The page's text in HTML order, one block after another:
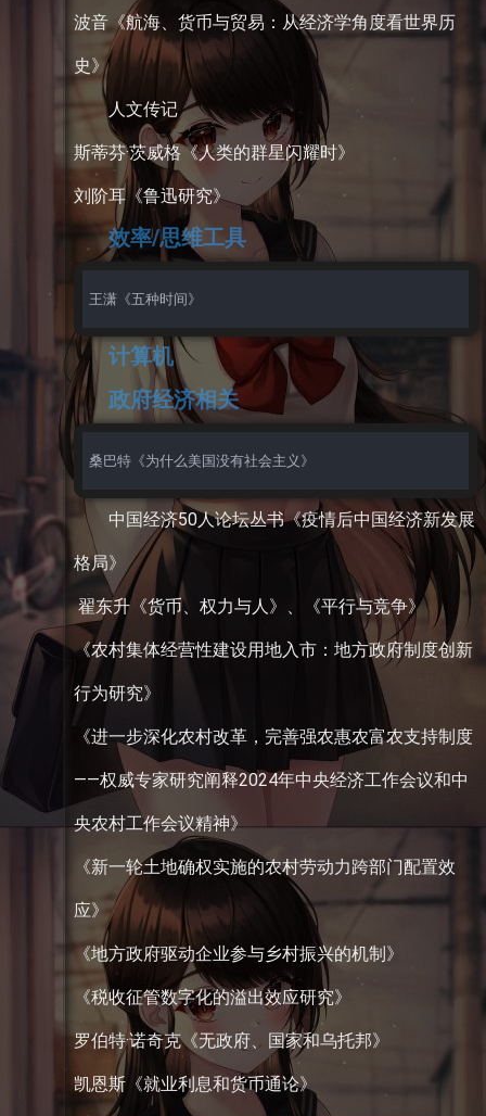
波音《航海、货币与贸易：从经济学角度看世界历
史》
人文传记
斯蒂芬·茨威格《人类的群星闪耀时》
刘阶耳《鲁迅研究》
效率/思维工具
计算机
政府经济相关
桑巴特《为什么美国没有社会主义》
中国经济50人论坛丛书《疫情后中国经济新发展
格局》
翟东升《货币、权力与人》、《平行与竞争》
《农村集体经营性建设用地入市：地方政府制度创新
行为研究》
《进一步深化农村改革，完善强农惠农富农支持制度
——权威专家研究阐释2024年中央经济工作会议和中
央农村工作会议精神》
《新一轮土地确权实施的农村劳动力跨部门配置效
应》
《地方政府驱动企业参与乡村振兴的机制》
《税收征管数字化的溢出效应研究》
罗伯特·诺奇克《无政府、国家和乌托邦》
凯恩斯《就业利息和货币通论》